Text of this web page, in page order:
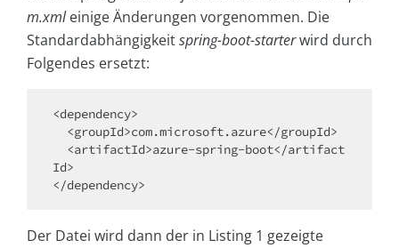
m.xmleinige Änderungen vorgenommen. Die
Standardabhängigkeitspring-boot-starterwird durch
Folgendes ersetzt:
<dependency>
Id>
</dependency>
Der Datei wird dann der in Listing 1 gezeigte